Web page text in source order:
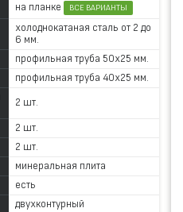
на планке ВСЕ ВАРИАНТЫ
холоднокатаная сталь от 2 до
6 мм.
профильная труба 50х25 мм.
профильная труба 40х25 мм.
2 шт.
2 шт.
2 шт.
минеральная плита
есть
двухконтурный